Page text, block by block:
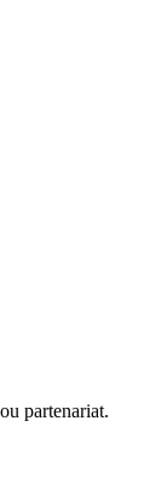
partenariat.